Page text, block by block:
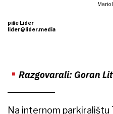
Mario
piše Lider
lider@lider.media
Razgovarali: Goran
Na internom parkiralištu